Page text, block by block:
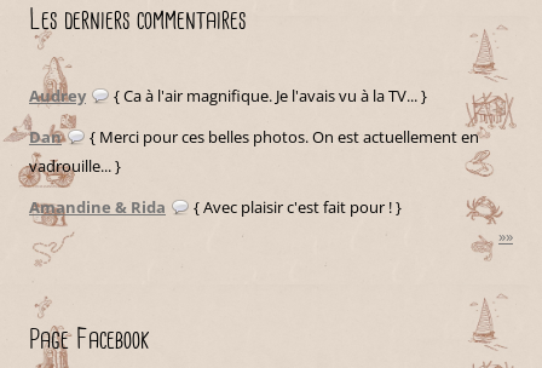
Les derniers commentaires
Audrey
{ Ca à l'air magnifique. Je l'avais vu à la TV... }
Dan
{ Merci pour ces belles photos. On est actuellement en
vadrouille... }
Amandine & Rida
{ Avec plaisir c'est fait pour ! }
»»
Page Facebook